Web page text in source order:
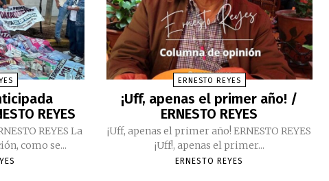
REYES
REYES La
como se...
ERNESTO REYES
¡Uff, apenas el primer año! /
ERNESTO REYES
¡Uff, apenas el primer año! ERNESTO REYES
¡Uff!, apenas el primer...
ERNESTO REYES